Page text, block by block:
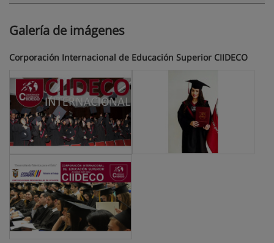
Galería de imágenes
Corporación Internacional de Educación Superior CIIDECO